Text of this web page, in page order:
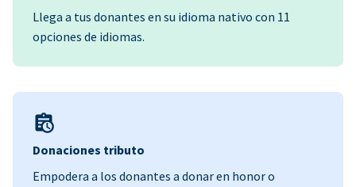
Llega a tus donantes en su idioma nativo con 11
opciones de idiomas.
Donaciones tributo
Empodera a los donantes a donar en honor o